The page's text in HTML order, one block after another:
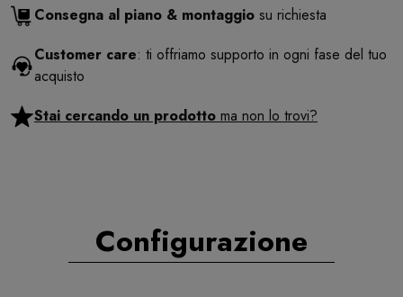
Consegna al piano & montaggio su richiesta
Customer care: ti offriamo supporto in ogni fase del tuo
acquisto
Stai cercando un prodotto ma non lo trovi?
Configurazione